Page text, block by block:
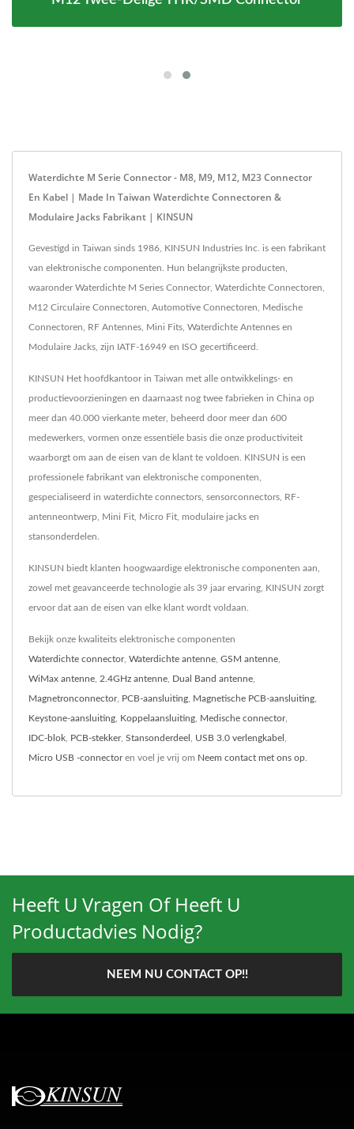
Waterdichte M Serie Connector - M8, M9, M12, M23 Connector
En Kabel | Made In Taiwan Waterdichte Connectoren &
Modulaire Jacks Fabrikant | KINSUN
Gevestigd in Taiwan sinds 1986, KINSUN Industries Inc. is een fabrikant
van elektronische componenten. Hun belangrijkste producten,
waaronder Waterdichte M Series Connector, Waterdichte Connectoren,
M12 Circulaire Connectoren, Automotive Connectoren, Medische
Connectoren, RF Antennes, Mini Fits, Waterdichte Antennes en
Modulaire Jacks, zijn IATF-16949 en ISO gecertificeerd.
KINSUN Het hoofdkantoor in Taiwan met alle ontwikkelings- en
productievoorzieningen en daarnaast nog twee fabrieken in China op
meer dan 40.000 vierkante meter, beheerd door meer dan 600
medewerkers, vormen onze essentiële basis die onze productiviteit
waarborgt om aan de eisen van de klant te voldoen. KINSUN is een
professionele fabrikant van elektronische componenten,
gespecialiseerd in waterdichte connectors, sensorconnectors, RF-
antenneontwerp, Mini Fit, Micro Fit, modulaire jacks en
stansonderdelen.
KINSUN biedt klanten hoogwaardige elektronische componenten aan,
zowel met geavanceerde technologie als 39 jaar ervaring, KINSUN zorgt
ervoor dat aan de eisen van elke klant wordt voldaan.
Bekijk onze kwaliteits elektronische componenten
Waterdichte connector, Waterdichte antenne GSM antenne
WiMax antenne 2.4GHz antenne Dual Band antenne
Magnetronconnector, PCB-aansluiting Magnetische PCB-aansluiting
Keystone-aansluiting Koppelaansluiting Medische connector,
IDC-blok PCB-stekker, Stansonderdeel USB 3.0 verlengkabel
Micro USB -connectoren voel je vrij om Neem contact met ons op
Heeft U Vragen Of Heeft U
Productadvies Nodig?
NEEM NU CONTACT OP!!